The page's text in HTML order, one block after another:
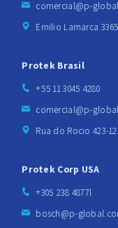
comercial@p-
Emilio Lamarca
Protek Brasil
+55 11 3045 4280
comercial@p-
Rua do Rocio 423-
Protek Corp USA
+305 238 4877l
bosch@p-